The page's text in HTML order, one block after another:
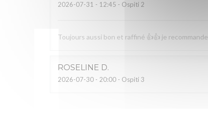
2026-07-31 - 12:45 - Ospiti 2
Toujours aussi bon et raffiné 👍👍 je
ROSELINE D
2026-07-30 - 20:00 - Ospiti 3